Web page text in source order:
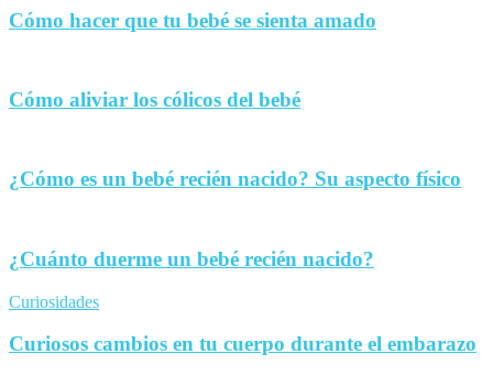
Cómo hacer que tu bebé se sienta amado
Cómo aliviar los cólicos del bebé
¿Cómo es un bebé recién nacido? Su aspecto físico
¿Cuánto duerme un bebé recién nacido?
Curiosidades
Curiosos cambios en tu cuerpo durante el embarazo